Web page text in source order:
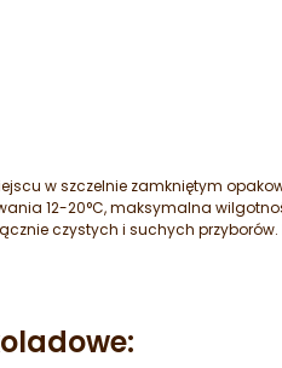
w szczelnie zamkniętym
12-20°C, maksymalna
czystych i suchych przyborów.